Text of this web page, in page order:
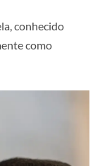
conhecido
como